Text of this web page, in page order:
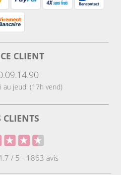
CLIENT
au jeudi (17h vend)
CLIENTS
/ 5 - 1863 avis